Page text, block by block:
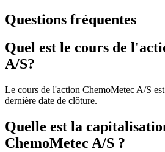
Questions fréquentes
Quel est le cours de
A/S?
Le cours de l'action ChemoMetec A/S
dernière date de clôture.
Quelle est la
ChemoMetec A/S ?